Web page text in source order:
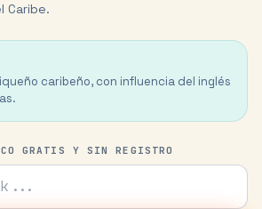
Caribe.
caribeño, con influencia del inglés
GRATIS Y SIN REGISTRO